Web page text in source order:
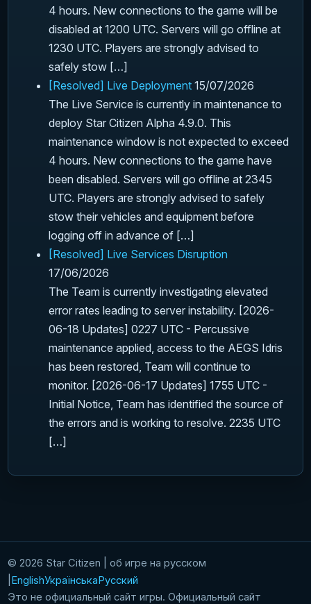
4 hours. New connections to the game will be
disabled at 1200 UTC. Servers will go offline at
1230 UTC. Players are strongly advised to
safely stow […]
[Resolved] Live Deployment 15/07/2026
The Live Service is currently in maintenance to
deploy Star Citizen Alpha 4.9.0. This
maintenance window is not expected to exceed
4 hours. New connections to the game have
been disabled. Servers will go offline at 2345
UTC. Players are strongly advised to safely
stow their vehicles and equipment before
logging off in advance of […]
[Resolved] Live Services Disruption
17/06/2026
The Team is currently investigating elevated
error rates leading to server instability. [2026-
06-18 Updates] 0227 UTC - Percussive
maintenance applied, access to the AEGS Idris
has been restored, Team will continue to
monitor. [2026-06-17 Updates] 1755 UTC -
Initial Notice, Team has identified the source of
the errors and is working to resolve. 2235 UTC
[…]
© 2026 Star Citizen | об игре на русском
EnglishУкраїнськаРусский
Это не официальный сайт игры. Официальный сайт